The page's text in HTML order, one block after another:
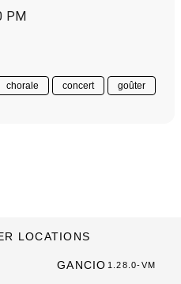
PM
chorale concert
goûter
LOCATIONS
GANCIO 1.28.0-VM